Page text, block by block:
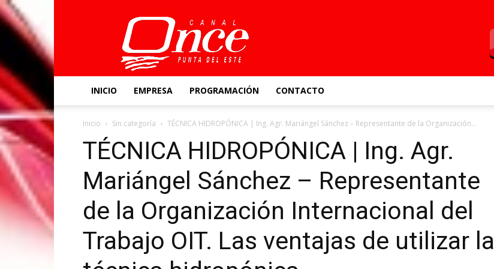
Canal
Once
INICIO EMPRESA PROGRAMACIÓN CONTACTO
Inicio Sin categoría TÉCNICA HIDROPÓNICA | Ing. Agr. Mariángel Sánchez – Representante de la Organización...
TÉCNICA HIDROPÓNICA | Ing. Agr.
Mariángel Sánchez – Representante
de la Organización Internacional del
Trabajo OIT. Las ventajas de utilizar la